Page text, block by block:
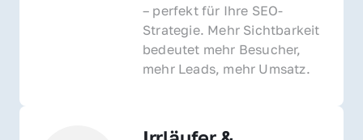
– perfekt für Ihre SEO-
Strategie. Mehr Sichtbarkeit
bedeutet mehr Besucher,
mehr Leads, mehr Umsatz.